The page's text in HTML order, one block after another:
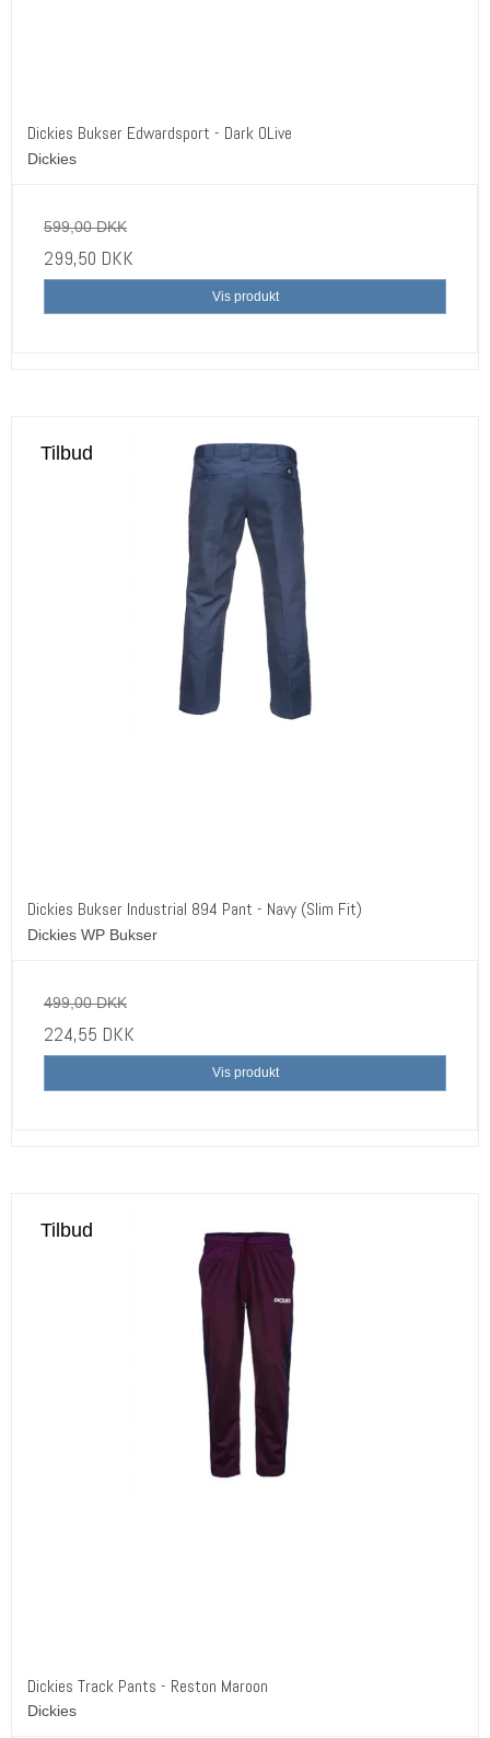
Dickies Bukser Edwardsport - Dark OLive
Dickies
599,00 DKK
299,50 DKK
Vis produkt
Tilbud
Dickies Bukser Industrial 894 Pant - Navy (Slim Fit)
Dickies WP Bukser
499,00 DKK
224,55 DKK
Vis produkt
Tilbud
Dickies Track Pants - Reston Maroon
Dickies